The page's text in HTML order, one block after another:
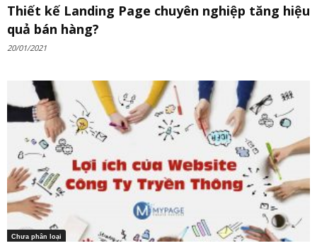
Thiết kế Landing Page chuyên nghiệp tăng hiệu
quả bán hàng?
20/01/2021
Chưa phân loại